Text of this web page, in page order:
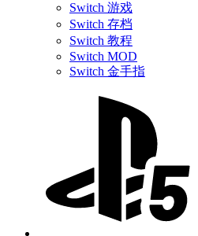
Switch 游戏
Switch 存档
Switch 教程
Switch MOD
Switch 金手指